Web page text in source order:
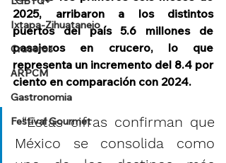
Ixtapa-Zihuatanejo
Cruceros
ARPCM
Gastronomia
Festival Gourmet
2025, arribaron a los distintos
puertos del país 5.6 millones de
pasajeros en crucero, lo que
representa un incremento del 8.4 por
ciento en comparación con 2024.
“Estas cifras confirman que
México se consolida como